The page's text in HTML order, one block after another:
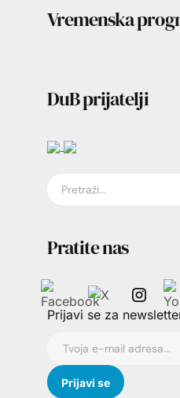
Vremenska
DuB prijatelji
Pratite nas
Prijavi se za